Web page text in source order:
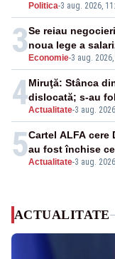
Politica-3 aug. 2026,
3 Economie-3 aug.
Se reiau
noua lege a
4Actualitate-3 aug.
Miruţă: Stânca
dislocată; s-au
5Actualitate-3 aug.
Cartel ALFA cere
au fost închise
ACTUALITATE